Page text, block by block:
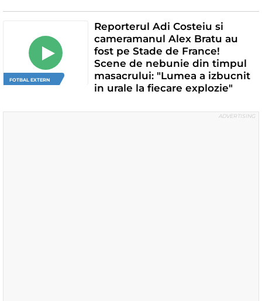
FOTBAL EXTERN
Reporterul Adi Costeiu si
cameramanul Alex Bratu au
fost pe Stade de France!
Scene de nebunie din timpul
masacrului: "Lumea a izbucnit
in urale la fiecare explozie"